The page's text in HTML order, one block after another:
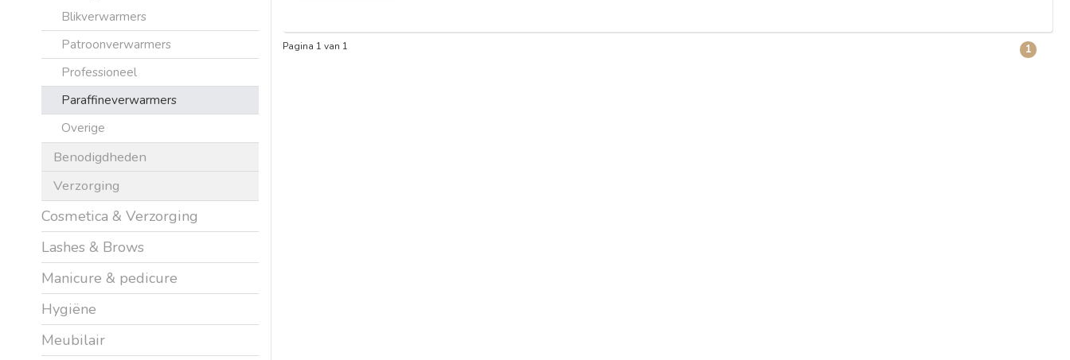
Blikverwarmers
Patroonverwarmers
Professioneel
Paraffineverwarmers
Overige
Benodigdheden
Verzorging
Cosmetica & Verzorging
Lashes & Brows
Manicure & pedicure
Hygiëne
Meubilair
Pagina 1 van 1 1